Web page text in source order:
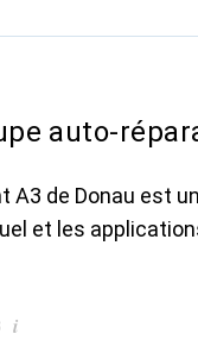
auto-
A3 de Donau est
et les
i